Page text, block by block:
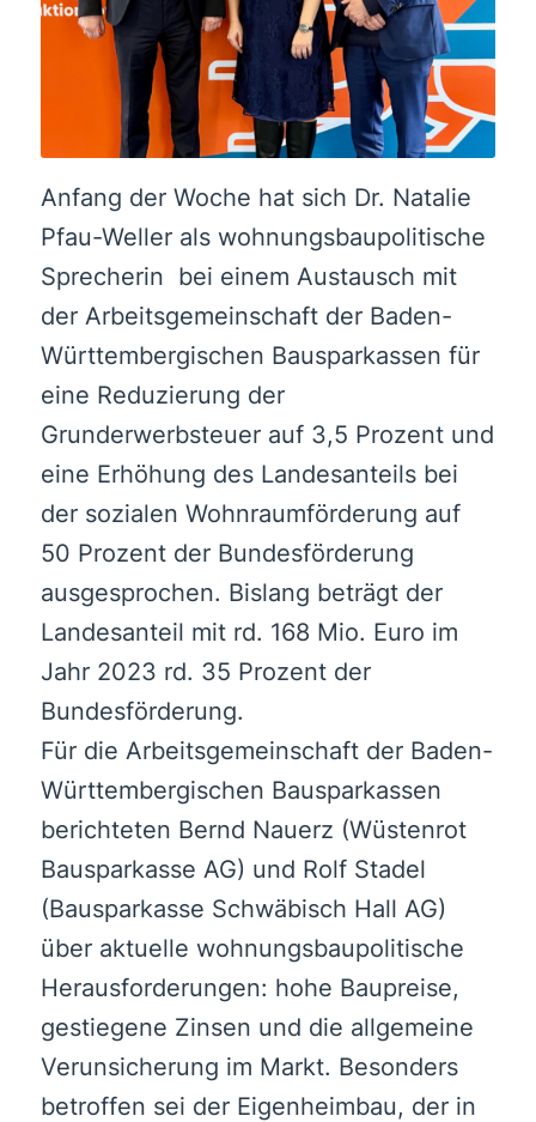
Anfang der Woche hat sich Dr. Natalie
Pfau-Weller als wohnungsbaupolitische
Sprecherin bei einem Austausch mit
der Arbeitsgemeinschaft der Baden-
Württembergischen Bausparkassen für
eine Reduzierung der
Grunderwerbsteuer auf 3,5 Prozent und
eine Erhöhung des Landesanteils bei
der sozialen Wohnraumförderung auf
50 Prozent der Bundesförderung
ausgesprochen. Bislang beträgt der
Landesanteil mit rd. 168 Mio. Euro im
Jahr 2023 rd. 35 Prozent der
Bundesförderung.
Für die Arbeitsgemeinschaft der Baden-
Württembergischen Bausparkassen
berichteten Bernd Nauerz (Wüstenrot
Bausparkasse AG) und Rolf Stadel
(Bausparkasse Schwäbisch Hall AG)
über aktuelle wohnungsbaupolitische
Herausforderungen: hohe Baupreise,
gestiegene Zinsen und die allgemeine
Verunsicherung im Markt. Besonders
betroffen sei der Eigenheimbau, der in